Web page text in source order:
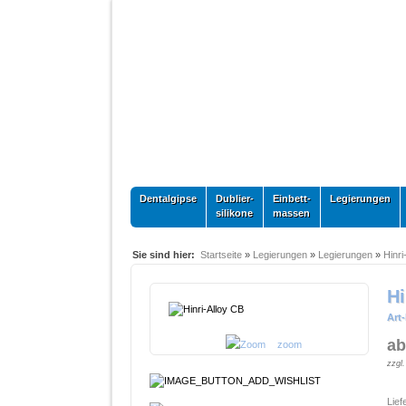
Dentalgipse
Dublier-
silikone
Einbett-
massen
Legierungen
Sie sind hier: Startseite » Legierungen » Legierungen »
zoom
Art-